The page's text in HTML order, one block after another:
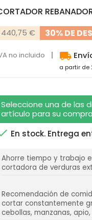
440,75 € 30% DE
no incluido local_shipping
a partir de
Seleccione una de las
artículo para su compra
En stock. Entrega
Ahorre tiempo y trabajo
cortadora de verduras
Recomendación de
cortar constantemente
cebollas, manzanas,